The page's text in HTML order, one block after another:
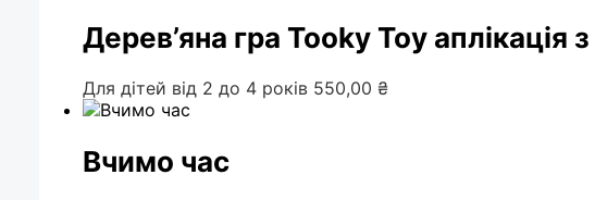
Дерев’яна гра Tooky Toy аплікація
Для дітей від 2 до 4 років 550,00 ₴
Вчимо час